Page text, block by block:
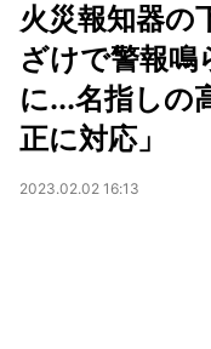
火災報知器の
ざけで警報
に...名指しの
正に対応」
2023.02.02 16:13